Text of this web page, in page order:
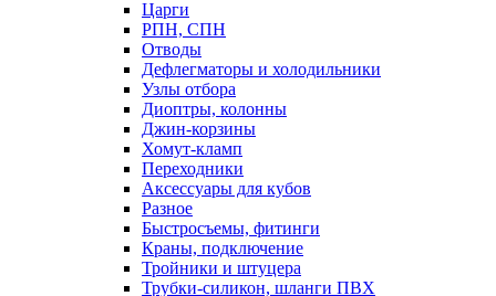
Царги
РПН, СПН
Отводы
Дефлегматоры и холодильники
Узлы отбора
Диоптры, колонны
Джин-корзины
Хомут-кламп
Переходники
Аксессуары для кубов
Разное
Быстросъемы, фитинги
Краны, подключение
Тройники и штуцера
Трубки-силикон, шланги ПВХ